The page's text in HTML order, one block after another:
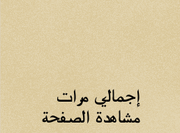
إجمالي مرات
مشاهدة الصفحة